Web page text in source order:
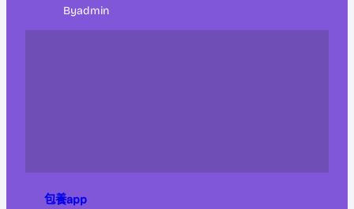
Byadmin
包養app